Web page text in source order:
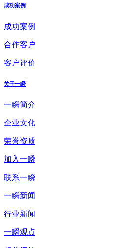
成功案例
成功案例
合作客户
客户评价
关于一瞬
一瞬简介
企业文化
荣誉资质
加入一瞬
联系一瞬
一瞬新闻
行业新闻
一瞬观点